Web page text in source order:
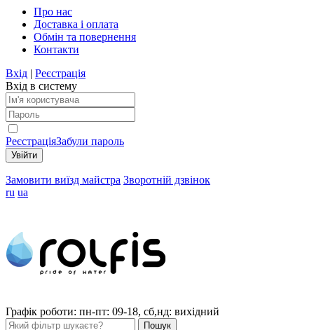
Про нас
Доставка і оплата
Обмін та повернення
Контакти
Вхід | Реєстрація
Вхід в систему
РеєстраціяЗабули пароль
Замовити виїзд майстра Зворотній дзвінок
ru ua
Графік роботи: пн-пт: 09-18, сб,нд: вихідний